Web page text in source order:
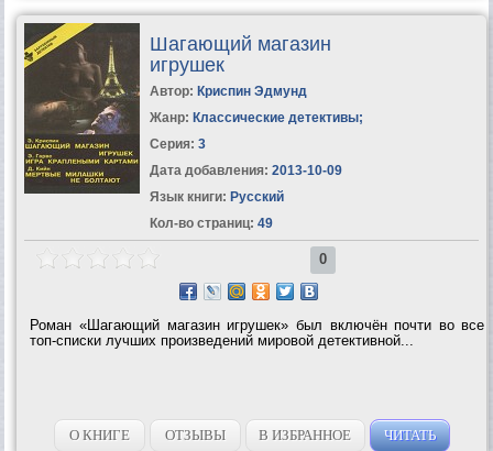
Шагающий магазин
игрушек
Автор: Криспин Эдмунд
Жанр: Классические детективы;
Серия: 3
Дата добавления: 2013-10-09
Язык книги: Русский
Кол-во страниц: 49
0
Роман «Шагающий магазин игрушек» был включён почти во все
топ-списки лучших произведений мировой детективной...
О КНИГЕ ОТЗЫВЫ В ИЗБРАННОЕ ЧИТАТЬ